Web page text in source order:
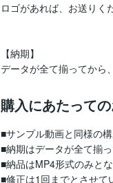
ロゴがあれば、お送りく
【納期】
購入にあたって
■サンプル動画と同様の
■納期はデータが全て揃
■納品はMP4形式のみとな
■修正は1回までとさせて